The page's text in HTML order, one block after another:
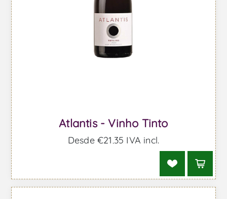
Atlantis - Vinho Tinto
Desde €21,35 IVA incl.